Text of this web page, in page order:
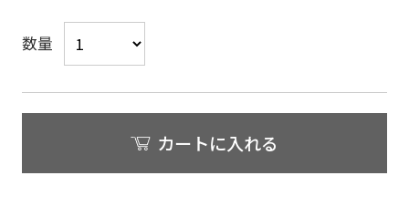
数量
カートに入れる